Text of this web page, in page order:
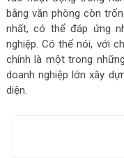
bằng văn phòng còn
nhất, có thể đáp ứng
nghiệp. Có thể nói, với
chính là một trong
doanh nghiệp lớn xây
diện.